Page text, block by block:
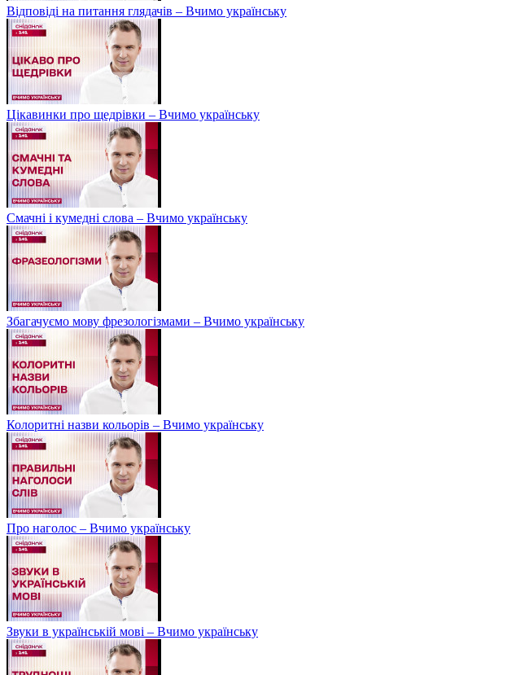
Відповіді на питання глядачів – Вчимо українську
Цікавинки про щедрівки – Вчимо українську
Смачні і кумедні слова – Вчимо українську
Збагачуємо мову фрезологізмами – Вчимо українську
Колоритні назви кольорів – Вчимо українську
Про наголос – Вчимо українську
Звуки в українській мові – Вчимо українську